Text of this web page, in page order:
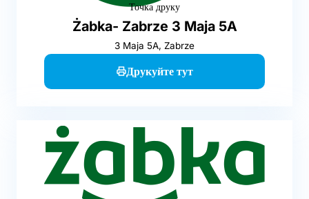
Точка друку
Żabka- Zabrze 3 Maja 5A
3 Maja 5A, Zabrze
Друкуйте тут